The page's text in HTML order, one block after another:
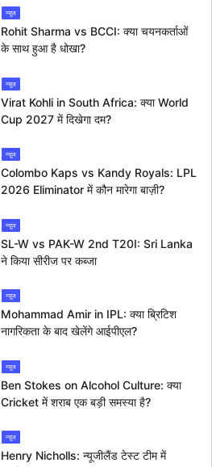
न्यूज
Rohit Sharma vs BCCI: क्या चयनकर्ताओं
के साथ हुआ है धोखा?
न्यूज
Virat Kohli in South Africa: क्या World
Cup 2027 में दिखेगा दम?
न्यूज
Colombo Kaps vs Kandy Royals: LPL
2026 Eliminator में कौन मारेगा बाज़ी?
न्यूज
SL-W vs PAK-W 2nd T20I: Sri Lanka
ने किया सीरीज पर कब्जा
न्यूज
Mohammad Amir in IPL: क्या ब्रिटिश
नागरिकता के बाद खेलेंगे आईपीएल?
न्यूज
Ben Stokes on Alcohol Culture: क्या
Cricket में शराब एक बड़ी समस्या है?
न्यूज
Henry Nicholls: न्यूजीलैंड टेस्ट टीम में